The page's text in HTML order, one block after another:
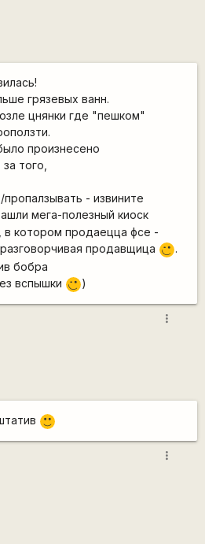
грязевых ванн.
цнянки где "пешком"
произнесено
того,
- извините
мега-полезный киоск
в котором продаецца фсе -
продавщица ,-) .
бобра
вспышки
;) )
more_vert
:)
more_vert